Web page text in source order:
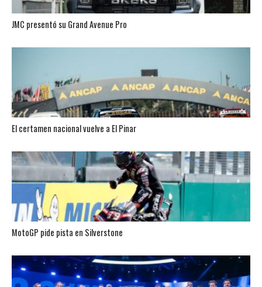
JMC presentó su Grand Avenue Pro
El certamen nacional vuelve a El Pinar
MotoGP pide pista en Silverstone